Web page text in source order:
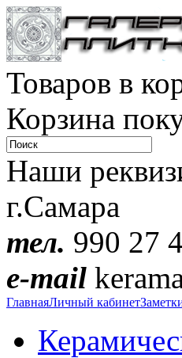
Товаров в
Корзина
Наши
г.Самара
тел. 990 27
e-mail
ГлавнаяЛичный кабинет